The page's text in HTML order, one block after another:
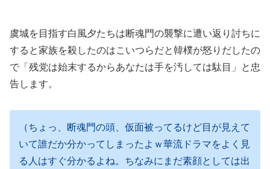
虞城を目指す白風夕たちは断魂門の襲撃に遭い返り討ちに
すると家族を殺したのはこいつらだと韓樸が怒りだしたの
で「残党は始末するからあなたは手を汚しては駄目」と忠
告します。
（ちょっ、断魂門の頭、仮面被ってるけど目が見えて
いて誰だか分かってしまったよｗ華流ドラマをよく見
る人はすぐ分かるよね。ちなみにまだ素顔としては出